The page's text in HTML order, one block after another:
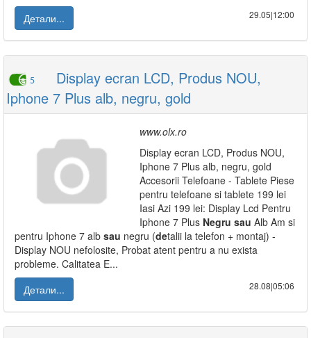
Детали...
29.05|12:00
5
Display ecran LCD, Produs NOU,
Iphone 7 Plus alb, negru, gold
www.olx.ro
Display ecran LCD, Produs NOU,
Iphone 7 Plus alb, negru, gold
Accesorii Telefoane - Tablete Piese
pentru telefoane si tablete 199 lei
Iasi Azi 199 lei: Display Lcd Pentru
Iphone 7 Plus Negru sau Alb Am si
pentru Iphone 7 alb sau negru (detalii la telefon + montaj) -
Display NOU nefolosite, Probat atent pentru a nu exista
probleme. Calitatea E...
Детали...
28.08|05:06